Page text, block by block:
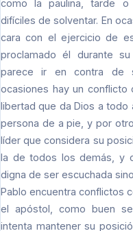
como la paulina, tarde o
difíciles de solventar. En
cara con el ejercicio de
proclamado él durante
parece ir en contra de
ocasiones hay un
libertad que da Dios a todo
persona de a pie, y por
líder que considera su
la de todos los demás, y
digna de ser escuchada
Pablo encuentra conflictos
el apóstol, como buen
intenta mantener su